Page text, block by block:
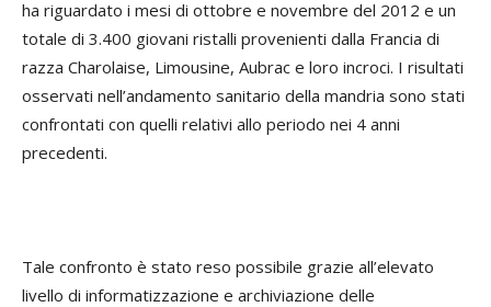
ha riguardato i mesi di ottobre e novembre del 2012 e un
totale di 3.400 giovani ristalli provenienti dalla Francia di
razza Charolaise, Limousine, Aubrac e loro incroci. I risultati
osservati nell’andamento sanitario della mandria sono stati
confrontati con quelli relativi allo periodo nei 4 anni
precedenti.
Tale confronto è stato reso possibile grazie all’elevato
livello di informatizzazione e archiviazione delle